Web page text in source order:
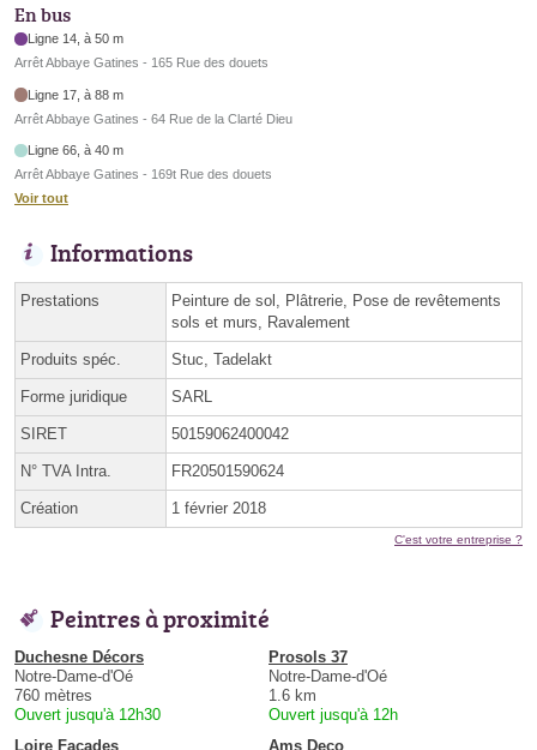
En bus
Ligne 14, à 50 m
Arrêt Abbaye Gatines - 165 Rue des douets
Ligne 17, à 88 m
Arrêt Abbaye Gatines - 64 Rue de la Clarté Dieu
Ligne 66, à 40 m
Arrêt Abbaye Gatines - 169t Rue des douets
Voir tout
Informations
Prestations
Peinture de sol, Plâtrerie, Pose de revêtements
sols et murs, Ravalement
Produits spéc. Stuc, Tadelakt
Forme juridique SARL
SIRET 50159062400042
N° TVA Intra. FR20501590624
Création 1 février 2018
C'est votre entreprise ?
Peintres à proximité
Duchesne Décors
Notre-Dame-d'Oé
760 mètres
Ouvert jusqu'à 12h30
Prosols 37
Notre-Dame-d'Oé
1.6 km
Ouvert jusqu'à 12h
Loire Façades
Ams Deco